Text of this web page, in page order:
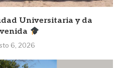
Universitaria y da
6, 2026